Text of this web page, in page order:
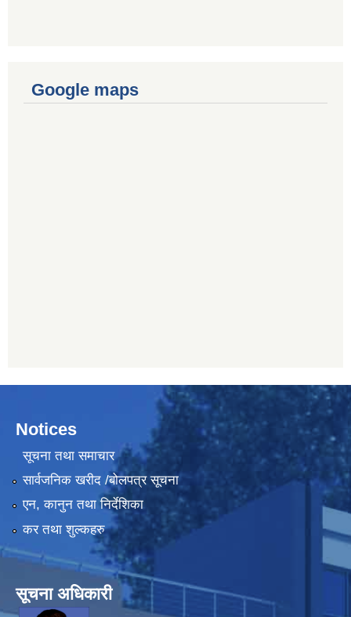
Google maps
Notices
सूचना तथा समाचार
सार्वजनिक खरीद /बोलपत्र सूचना
एन, कानुन तथा निर्देशिका
कर तथा शुल्कहरु
सूचना अधिकारी